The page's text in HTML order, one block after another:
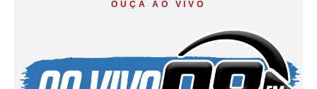
OUÇA AO VIVO